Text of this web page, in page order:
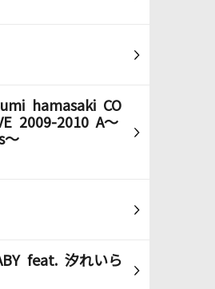
hamasaki CO
2009-2010 A～
～
feat. 汐れいら